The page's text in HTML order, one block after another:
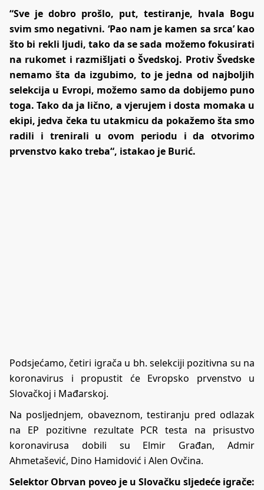
“Sve je dobro prošlo, put, testiranje, hvala Bogu
svim smo negativni. ‘Pao nam je kamen sa srca’ kao
što bi rekli ljudi, tako da se sada možemo fokusirati
na rukomet i razmišljati o Švedskoj. Protiv Švedske
nemamo šta da izgubimo, to je jedna od najboljih
selekcija u Evropi, možemo samo da dobijemo puno
toga. Tako da ja lično, a vjerujem i dosta momaka u
ekipi, jedva čeka tu utakmicu da pokažemo šta smo
radili i trenirali u ovom periodu i da otvorimo
prvenstvo kako treba“, istakao je Burić.
Podsjećamo, četiri igrača u bh. selekciji pozitivna su na
koronavirus i propustit će Evropsko prvenstvo u
Slovačkoj i Mađarskoj.
Na posljednjem, obaveznom, testiranju pred odlazak
na EP pozitivne rezultate PCR testa na prisustvo
koronavirusa dobili su Elmir Građan, Admir
Ahmetašević, Dino Hamidović i Alen Ovčina.
Selektor Obrvan poveo je u Slovačku sljedeće igrače: